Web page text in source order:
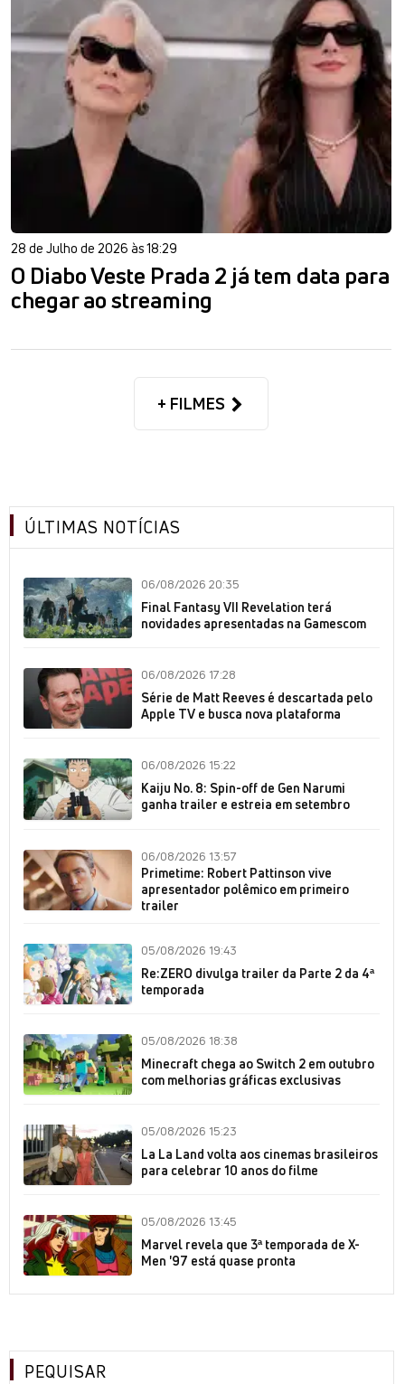
28 de Julho de 2026 às 18:29
O Diabo Veste Prada 2 já tem data para
chegar ao streaming
+ FILMES
ÚLTIMAS NOTÍCIAS
06/08/2026 20:35
Final Fantasy VII Revelation terá
novidades apresentadas na Gamescom
06/08/2026 17:28
Série de Matt Reeves é descartada pelo
Apple TV e busca nova plataforma
06/08/2026 15:22
Kaiju No. 8: Spin-off de Gen Narumi
ganha trailer e estreia em setembro
06/08/2026 13:57
Primetime: Robert Pattinson vive
apresentador polêmico em primeiro
trailer
05/08/2026 19:43
Re:ZERO divulga trailer da Parte 2 da 4ª
temporada
05/08/2026 18:38
Minecraft chega ao Switch 2 em outubro
com melhorias gráficas exclusivas
05/08/2026 15:23
La La Land volta aos cinemas brasileiros
para celebrar 10 anos do filme
05/08/2026 13:45
Marvel revela que 3ª temporada de X-
Men '97 está quase pronta
PEQUISAR